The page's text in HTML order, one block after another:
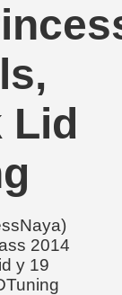
Lid
2014
y 19